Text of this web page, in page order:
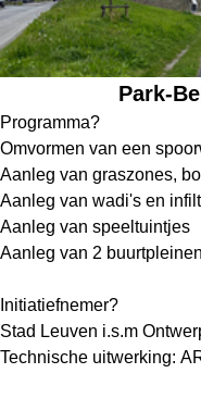
Park-
Programma?
Omvormen van een
Aanleg van graszones,
Aanleg van wadi's en
Aanleg van speeltuintjes
Aanleg van 2 buurtpleinen
Initiatiefnemer?
Stad Leuven i.s.m
Technische uitwerking: